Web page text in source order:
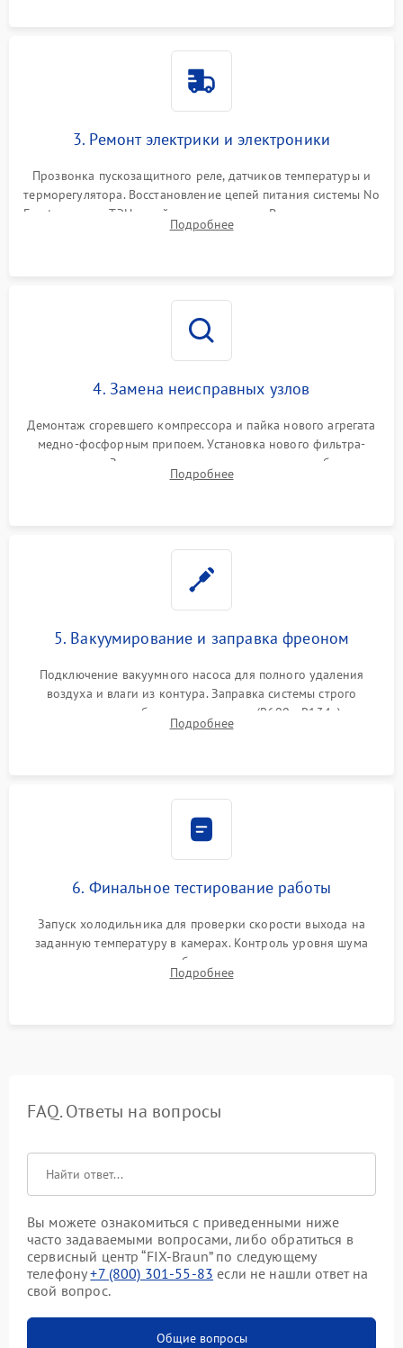
3. Ремонт электрики и электроники
Прозвонка пускозащитного реле, датчиков температуры и
терморегулятора. Восстановление цепей питания системы No
Frost, включая ТЭН оттайки и вентилятор. Ремонт или замена
платы управления при сбоях алгоритмов.
Подробнее
4. Замена неисправных узлов
Демонтаж сгоревшего компрессора и пайка нового агрегата
медно-фосфорным припоем. Установка нового фильтра-
осушителя. Замена изношенных вентиляторов обдува,
сломанных заслонок или поврежденных дверных петель.
Подробнее
5. Вакуумирование и заправка фреоном
Подключение вакуумного насоса для полного удаления
воздуха и влаги из контура. Заправка системы строго
дозированным объемом хладагента (R600a, R134a) по
электронным весам. Контроль рабочего давления в системе.
Подробнее
6. Финальное тестирование работы
Запуск холодильника для проверки скорости выхода на
заданную температуру в камерах. Контроль уровня шума
компрессора, отсутствия обмерзания стенок и корректного
срабатывания системы автоматической оттайки.
Подробнее
FAQ. Ответы на вопросы
Вы можете ознакомиться с приведенными ниже
часто задаваемыми вопросами, либо обратиться в
сервисный центр “FIX-Braun” по следующему
телефону+7 (800) 301-55-83 если не нашли ответ на
свой вопрос.
Общие вопросы